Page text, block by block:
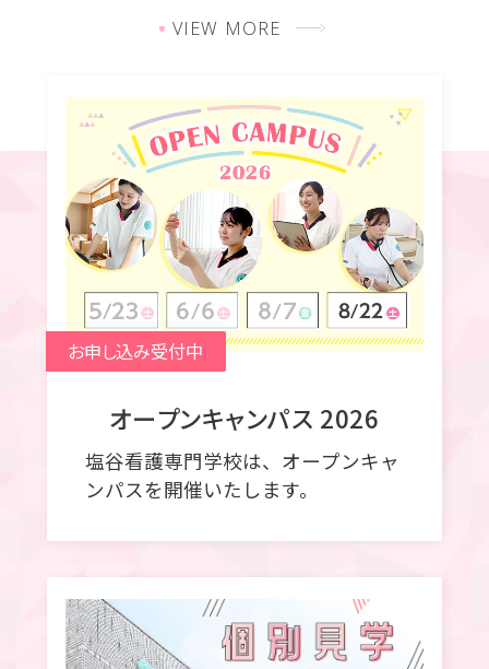
VIEW MORE
お申し込み受付中
オープンキャンパス 2026
塩谷看護専門学校は、オープンキャ
ンパスを開催いたします。